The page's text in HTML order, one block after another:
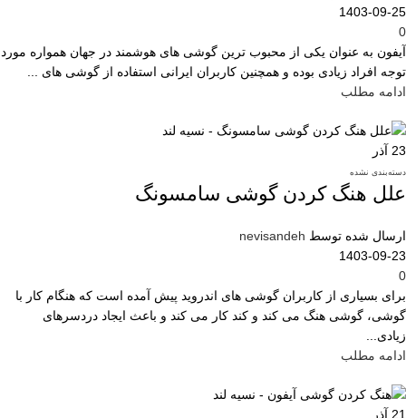
1403-09-25
0
آیفون به عنوان یکی از محبوب ترین گوشی های هوشمند در جهان همواره مورد
توجه افراد زیادی بوده و همچنین کاربران ایرانی استفاده از گوشی های ...
ادامه مطلب
23 آذر
دسته‌بندی نشده
علل هنگ کردن گوشی سامسونگ
ارسال شده توسط nevisandeh
1403-09-23
0
برای بسیاری از کاربران گوشی های اندروید پیش آمده است که هنگام کار با
گوشی، گوشی هنگ می کند و کند کار می کند و باعث ایجاد دردسرهای
زیادی...
ادامه مطلب
21 آذر